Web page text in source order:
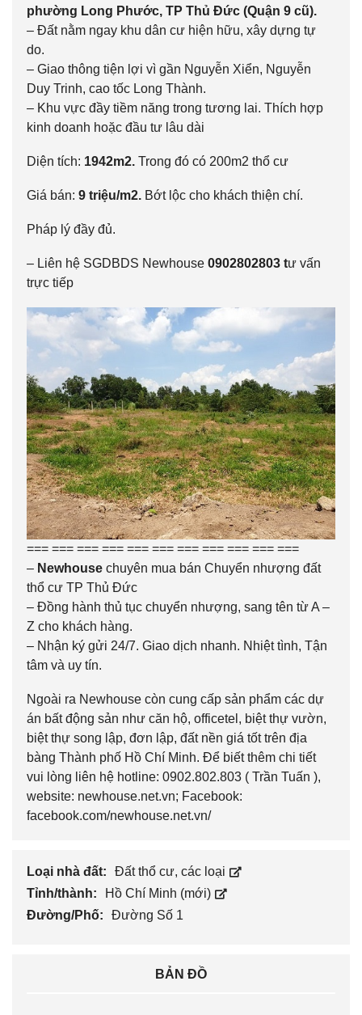
phường Long Phước, TP Thủ Đức (Quận 9 cũ).
– Đất nằm ngay khu dân cư hiện hữu, xây dựng tự
do.
– Giao thông tiện lợi vì gần Nguyễn Xiển, Nguyễn
Duy Trinh, cao tốc Long Thành.
– Khu vực đầy tiềm năng trong tương lai. Thích hợp
kinh doanh hoặc đầu tư lâu dài
Diện tích: 1942m2. Trong đó có 200m2 thổ cư
Giá bán: 9 triệu/m2. Bớt lộc cho khách thiện chí.
Pháp lý đầy đủ.
– Liên hệ SGDBDS Newhouse 0902802803 tư vấn
trực tiếp
=== === === === === === === === === === ===
– Newhouse chuyên mua bán Chuyển nhượng đất
thổ cư TP Thủ Đức
– Đồng hành thủ tục chuyển nhượng, sang tên từ A –
Z cho khách hàng.
– Nhận ký gửi 24/7. Giao dịch nhanh. Nhiệt tình, Tận
tâm và uy tín.
Ngoài ra Newhouse còn cung cấp sản phẩm các dự
án bất động sản như căn hộ, officetel, biệt thự vườn,
biệt thự song lập, đơn lập, đất nền giá tốt trên địa
bàng Thành phố Hồ Chí Minh. Để biết thêm chi tiết
vui lòng liên hệ hotline: 0902.802.803 ( Trần Tuấn ),
website: newhouse.net.vn; Facebook:
facebook.com/newhouse.net.vn/
Loại nhà đất:
Đất thổ cư, các loại
Tỉnh/thành:
Hồ Chí Minh (mới)
Đường/Phố:
Đường Số 1
BẢN ĐỒ